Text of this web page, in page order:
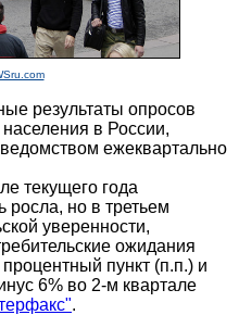
результаты опросов
в России,
ежеквартально
текущего года
росла, но в третьем
уверенности,
ожидания
пункт (п.п.) и
6% во 2-м квартале
.